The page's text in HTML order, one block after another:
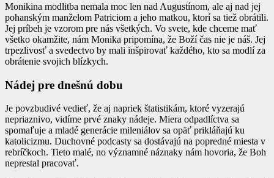
Monikina modlitba nemala moc len nad Augustínom, ale aj nad jej
pohanským manželom Patriciom a jeho matkou, ktorí sa tiež obrátili.
Jej príbeh je vzorom pre nás všetkých. Vo svete, kde chceme mať
všetko okamžite, nám Monika pripomína, že Boží čas nie je náš. Jej
trpezlivosť a svedectvo by mali inšpirovať každého, kto sa modlí za
obrátenie svojich blízkych.
Nádej pre dnešnú dobu
Je povzbudivé vedieť, že aj napriek štatistikám, ktoré vyzerajú
nepriaznivo, vidíme prvé znaky nádeje. Miera odpadlíctva sa
spomaľuje a mladé generácie mileniálov sa opäť prikláňajú ku
katolicizmu. Duchovné podcasty sa dostávajú na popredné miesta v
rebríčkoch. Tieto malé, no významné náznaky nám hovoria, že Boh
neprestal pracovať.